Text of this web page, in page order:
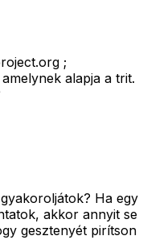
;
alapja a trit.
Ha egy
akkor annyit se
gesztenyét pirítson